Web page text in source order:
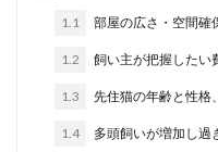
1.1 部屋の広さ・空間確
1.2 飼い主が把握したい
1.3 先住猫の年齢と性格
1.4 多頭飼いが増加し過